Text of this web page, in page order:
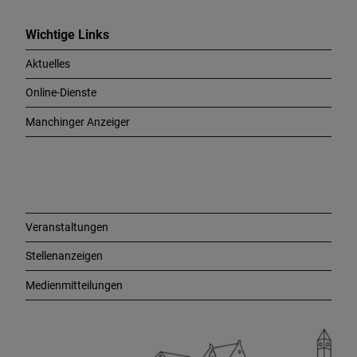
Wichtige Links
Aktuelles
Online-Dienste
Manchinger Anzeiger
Veranstaltungen
Stellenanzeigen
Medienmitteilungen